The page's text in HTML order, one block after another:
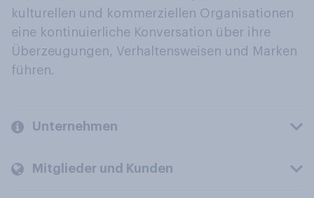
kulturellen und kommerziellen Organisationen
eine kontinuierliche Konversation über ihre
Überzeugungen, Verhaltensweisen und Marken
führen.
Unternehmen
Mitglieder und Kunden